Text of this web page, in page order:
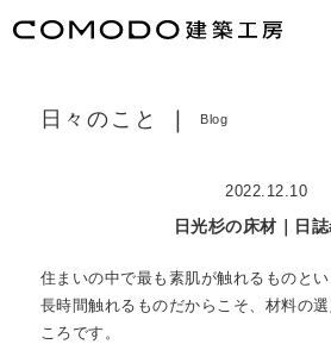
お知らせ
日々のこと Blog
2022.12.10
日光杉の床材｜日
住まいの中で最も素肌が触れるものとい
長時間触れるものだからこそ、材料の
ころです。